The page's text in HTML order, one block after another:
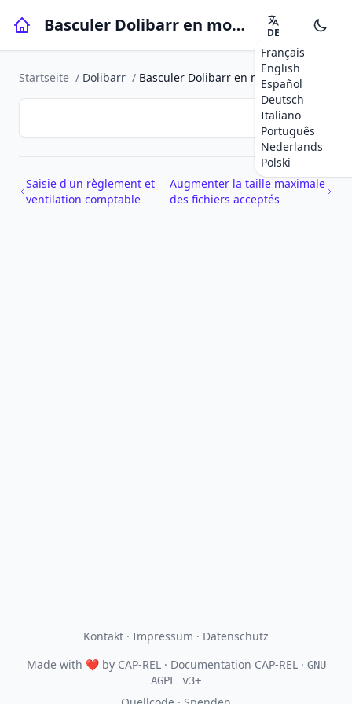
Basculer Dolibarr en mode debug DE
Français
English
Español
Deutsch
Italiano
Português
Nederlands
Polski
Startseite / Dolibarr / Basculer Dolibarr en mode debug
Saisie d'un règlement et
ventilation comptable
Augmenter la taille maximale
des fichiers acceptés
Kontakt · Impressum · Datenschutz
Made with ❤by CAP-REL· Documentation CAP-REL · GNU
AGPL v3+